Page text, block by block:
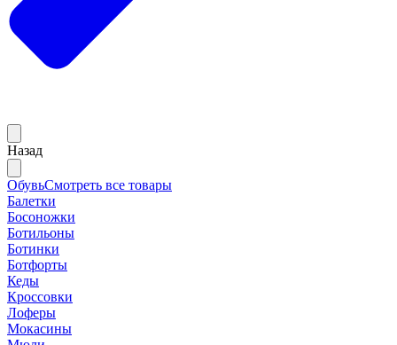
Назад
ОбувьСмотреть все товары
Балетки
Босоножки
Ботильоны
Ботинки
Ботфорты
Кеды
Кроссовки
Лоферы
Мокасины